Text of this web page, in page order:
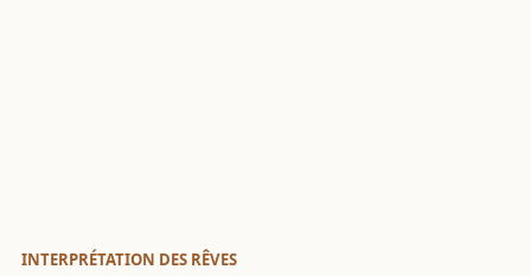
INTERPRÉTATION DES RÊVES